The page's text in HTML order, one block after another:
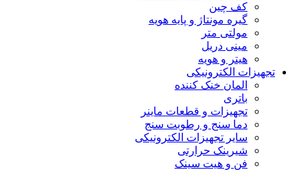
کف چین
گیره مونتاژ و پایه هویه
مولتی متر
مینی دریل
هیتر و هویه
تجهیزات الکترونیکی
المان خنک کننده
باتری
تجهیزات و قطعات ماینر
دما سنج و رطوبت سنج
سایر تجهیزات الکترونیکی
شیرینک حرارتی
فن و هیت سینک